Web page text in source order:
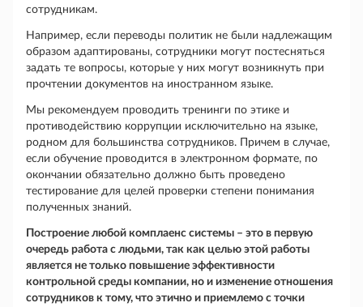
сотрудникам.
Например, если переводы политик не были надлежащим
образом адаптированы, сотрудники могут постесняться
задать те вопросы, которые у них могут возникнуть при
прочтении документов на иностранном языке.
Мы рекомендуем проводить тренинги по этике и
противодействию коррупции исключительно на языке,
родном для большинства сотрудников. Причем в случае,
если обучение проводится в электронном формате, по
окончании обязательно должно быть проведено
тестирование для целей проверки степени понимания
полученных знаний.
Построение любой комплаенс системы – это в первую
очередь работа с людьми, так как целью этой работы
является не только повышение эффективности
контрольной среды компании, но и изменение отношения
сотрудников к тому, что этично и приемлемо с точки